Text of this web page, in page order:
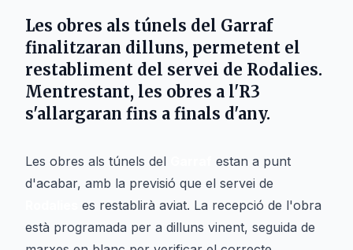
Les obres als túnels del Garraf
finalitzaran dilluns, permetent el
restabliment del servei de Rodalies.
Mentrestant, les obres a l'R3
s'allargaran fins a finals d'any.
Les obres als túnels del
estan a punt
d'acabar, amb la previsió que el servei de
es restablirà aviat. La recepció de l'obra
està programada per a dilluns vinent, seguida de